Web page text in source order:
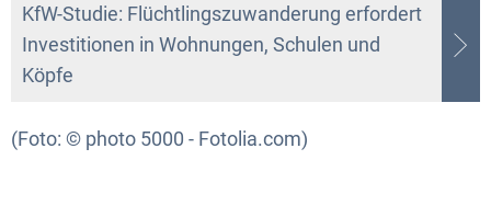
KfW-Studie: Flüchtlingszuwanderung erfordert
Investitionen in Wohnungen, Schulen und
Köpfe
(Foto: © photo 5000 - Fotolia.com)